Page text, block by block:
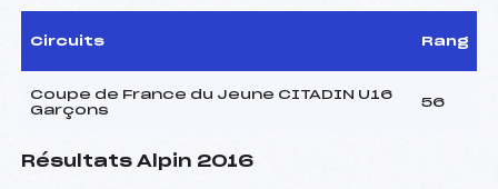
Circuits Rang
Coupe de France du Jeune CITADIN U16
Garçons
56
Résultats Alpin 2016